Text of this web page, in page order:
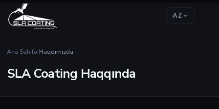
AZ
Ana Səhifə/Haqqımızda
SLA Coating Haqqında